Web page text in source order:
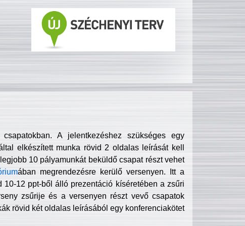
A jelentkezéshez szükséges egy
elkészített munka rövid 2 oldalas leírását kell
10 pályamunkát beküldő csapat részt vehet
ában megrendezésre kerülő versenyen. Itt a
12 ppt-ből álló prezentáció kíséretében a zsűri
zsűrije és a versenyen részt vevő csapatok
rövid két oldalas leírásából egy konferenciakötet